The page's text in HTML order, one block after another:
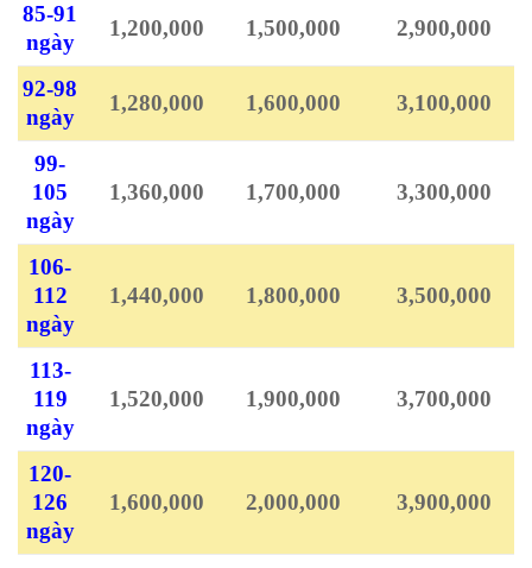
85-91
ngày
1,200,000 1,500,000 2,900,000
92-98
ngày
1,280,000 1,600,000 3,100,000
99-
105
ngày
1,360,000 1,700,000 3,300,000
106-
112
ngày
1,440,000 1,800,000 3,500,000
113-
119
ngày
1,520,000 1,900,000 3,700,000
120-
126
ngày
1,600,000 2,000,000 3,900,000